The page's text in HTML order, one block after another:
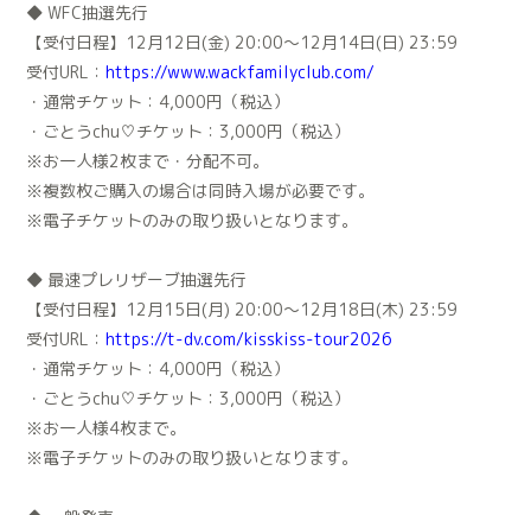
◆ WFC抽選先行
【受付日程】12月12日(金) 20:00〜12月14日(日) 23:59
受付URL：https://www.wackfamilyclub.com/
・通常チケット：4,000円（税込）
・ごとうchu♡チケット：3,000円（税込）
※お一人様2枚まで・分配不可。
※複数枚ご購入の場合は同時入場が必要です。
※電子チケットのみの取り扱いとなります。
◆ 最速プレリザーブ抽選先行
【受付日程】12月15日(月) 20:00〜12月18日(木) 23:59
受付URL：https://t-dv.com/kisskiss-tour2026
・通常チケット：4,000円（税込）
・ごとうchu♡チケット：3,000円（税込）
※お一人様4枚まで。
※電子チケットのみの取り扱いとなります。